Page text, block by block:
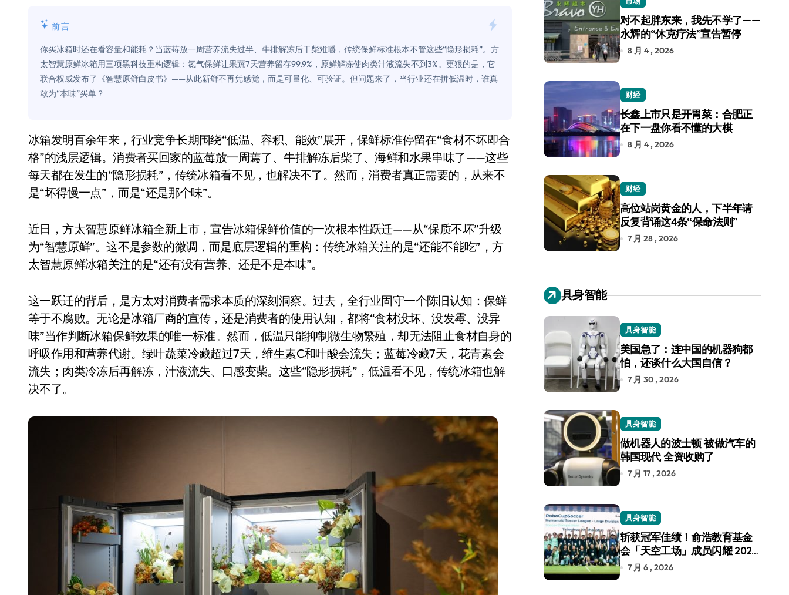
别再用汽车USB给MacBook充电了！老司机教你3招真·快充
花钱买宝马，启动先看蜘蛛侠？”车主怒了：车内不是广告屏！
维修店最怕的“作死”操作：把手机塞冰箱，你中招了吗？
轻到忽略不计 大疆Mini 2S内录实测，值不值得冲？
从“卖电视”到“定规则”：海信拿下RGB-Mini LED全球话语权
对不起胖东来，我先不学了——永辉的“休克疗法”宣告暂停
国际首次！中国钙钛矿探测器太空“开箱”，一边探测射线一边光伏发电
小米涨价！K90跳上3099，小米17标准版逼近4800
长鑫上市只是开胃菜：合肥正在下一盘你看不懂的大棋
耳机低音像白开水？90%的人第一步就做错了
复古玩家狂喜：Anbernic第三次复刻GBA SP，情怀拉满
Xbox 360 游戏终于要登 PC，光盘党也能“以盘换数”了？
前言
你买冰箱时还在看容量和能耗？当蓝莓放一周营养流失过半、牛排解冻后干柴难嚼，传统保鲜标准根本不管这些“隐形损耗”。方
太智慧原鲜冰箱用三项黑科技重构逻辑：氮气保鲜让果蔬7天营养留存99.9%，原鲜解冻使肉类汁液流失不到3%。更狠的是，它
联合权威发布了《智慧原鲜白皮书》——从此新鲜不再凭感觉，而是可量化、可验证。但问题来了，当行业还在拼低温时，谁真
敢为“本味”买单？
冰箱发明百余年来，行业竞争长期围绕“低温、容积、能效”展开，保鲜标准停留在“食材不坏即合
格”的浅层逻辑。消费者买回家的蓝莓放一周蔫了、牛排解冻后柴了、海鲜和水果串味了——这些
每天都在发生的“隐形损耗”，传统冰箱看不见，也解决不了。然而，消费者真正需要的，从来不
是“坏得慢一点”，而是“还是那个味”。
近日，方太智慧原鲜冰箱全新上市，宣告冰箱保鲜价值的一次根本性跃迁——从“保质不坏”升级
为“智慧原鲜”。这不是参数的微调，而是底层逻辑的重构：传统冰箱关注的是“还能不能吃”，方
太智慧原鲜冰箱关注的是“还有没有营养、还是不是本味”。
这一跃迁的背后，是方太对消费者需求本质的深刻洞察。过去，全行业固守一个陈旧认知：保鲜
等于不腐败。无论是冰箱厂商的宣传，还是消费者的使用认知，都将“食材没坏、没发霉、没异
味”当作判断冰箱保鲜效果的唯一标准。然而，低温只能抑制微生物繁殖，却无法阻止食材自身的
呼吸作用和营养代谢。绿叶蔬菜冷藏超过7天，维生素C和叶酸会流失；蓝莓冷藏7天，花青素会
流失；肉类冷冻后再解冻，汁液流失、口感变柴。这些“隐形损耗”，低温看不见，传统冰箱也解
决不了。
对不起胖东来，我先不学了——
永辉的“休克疗法”宣告暂停
8 月 4 , 2026
财经
长鑫上市只是开胃菜：合肥正
在下一盘你看不懂的大棋
8 月 4 , 2026
财经
高位站岗黄金的人，下半年请
反复背诵这4条“保命法则”
7 月 28 , 2026
具身智能
具身智能
美国急了：连中国的机器狗都
怕，还谈什么大国自信？
7 月 30 , 2026
具身智能
做机器人的波士顿 被做汽车的
韩国现代 全资收购了
7 月 17 , 2026
具身智能
斩获冠军佳绩！俞浩教育基金
会「天空工场」成员闪耀 2026
RoboCup 机器人世界杯
7 月 6 , 2026